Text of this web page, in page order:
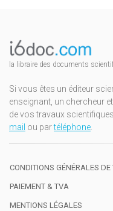
la libraire des documents
Si vous êtes un éditeur
enseignant, un chercheur
de vos travaux
mail ou partéléphone.
CONDITIONS GÉNÉRALES DE
PAIEMENT & TVA
MENTIONS LÉGALES